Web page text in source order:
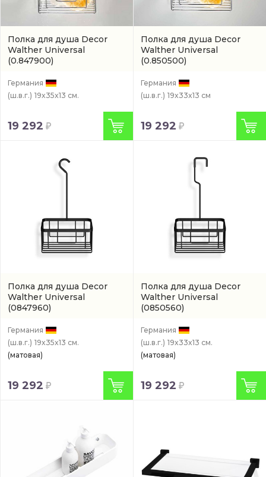
Полка для душа Decor
Walther Universal
(0.847900)
Германия
(ш.в.г.) 19x35x13 см.
19 292
Полка для душа Decor
Walther Universal
(0.850500)
Германия
(ш.в.г.) 19x33x13 см
19 292
Полка для душа Decor
Walther Universal
(0847960)
Германия
(ш.в.г.) 19x35x13 см.
(матовая)
19 292
Полка для душа Decor
Walther Universal
(0850560)
Германия
(ш.в.г.) 19x33x13 см.
(матовая)
19 292